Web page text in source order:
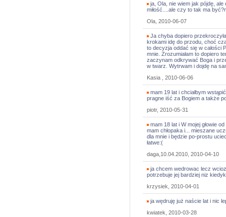
ja, Ola, nie wiem jak pójdę,
miłość....ale czy to tak ma
Ola, 2010-06-07
Ja chyba dopiero
krokami idę do przodu, choć
to decyzja oddać się w całości
mnie. Zrozumiałam to dopiero
zaczynam odkrywać Boga i
w twarz. Wytrwam i dojdę na
Kasia , 2010-06-06
mam 19 lat i chciałbym
pragne iść za Bogiem a także
piotr, 2010-05-31
mam 18 lat i W mojej głowie
mam chłopaka i... mieszane
dla mnie i będzie po-prostu
łatwe:(
daga,10.04.2010, 2010-04-10
ja chcem wedrowac lecz
potrzebuje jej bardziej niz
krzysiek, 2010-04-01
ja wędruję już naście lat i nic
kwiatek, 2010-03-28